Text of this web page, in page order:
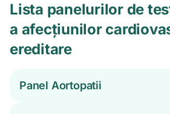
Lista panelurilor de
a afecțiunilor
ereditare
Panel Aortopatii